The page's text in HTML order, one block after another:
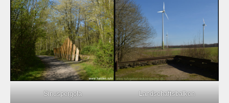
Sinuspergola Landschaftsbalkon